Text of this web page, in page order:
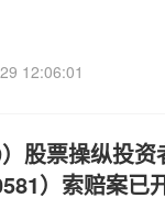
12:06:01
股票操纵投
）索赔案已